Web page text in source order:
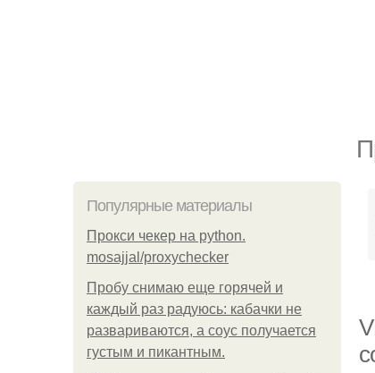
Популярные материалы
Прокси чекер на python.
mosajjal/proxychecker
Пробу снимаю еще горячей и
каждый раз радуюсь: кабачки не
развариваются, а соус получается
густым и пикантным.